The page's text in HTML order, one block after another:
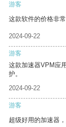
游客
这款软件的价格非
2024-09-22
游客
这款加速器VPM应
护。
2024-09-22
游客
超级好用的加速器